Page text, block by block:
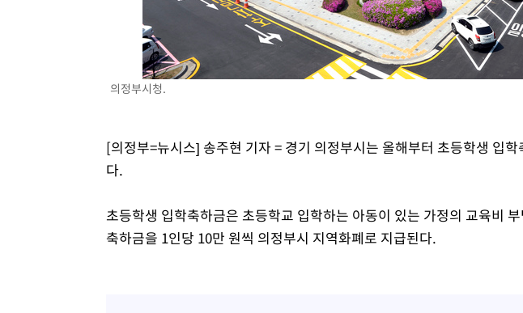
의정부시청.
[의정부=뉴시스] 송주현 기자 = 경기 의정부시는 올해부터 초등학생 입
다.
초등학생 입학축하금은 초등학교 입학하는 아동이 있는 가정의 교육비
축하금을 1인당 10만 원씩 의정부시 지역화폐로 지급된다.